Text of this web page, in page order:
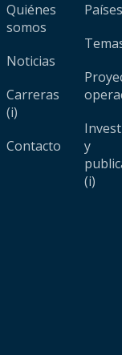
Quiénes
somos
Noticias
Carreras
(i)
Contacto
Países
y
(i)